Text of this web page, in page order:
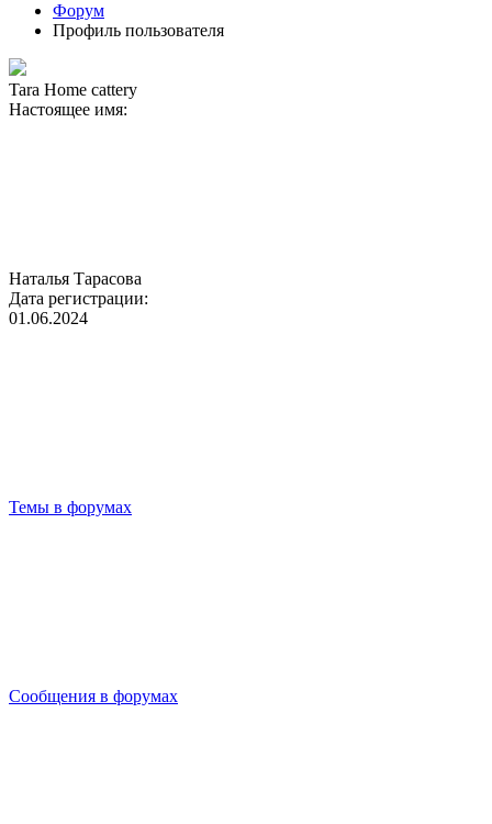
Форум
Профиль пользователя
Tara Home cattery
Настоящее имя:
Наталья Тарасова
Дата регистрации:
01.06.2024
Темы в форумах
Сообщения в форумах